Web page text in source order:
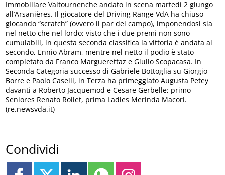
Immobiliare Valtournenche andato in scena martedì 2 giungo
all’Arsanières. Il giocatore del Driving Range VdA ha chiuso
giocando “scratch” (ovvero il par del campo), imponendosi sia
nel netto che nel lordo; visto che i due premi non sono
cumulabili, in questa seconda classifica la vittoria è andata al
secondo, Ennio Abram, mentre nel netto il podio è stato
completato da Franco Marguerettaz e Giulio Scopacasa. In
Seconda Categoria successo di Gabriele Bottoglia su Giorgio
Borre e Paolo Caselli, in Terza ha primeggiato Augusta Petey
davanti a Roberto Jacquemod e Cesare Gerbelle; primo
Seniores Renato Rollet, prima Ladies Merinda Macori.
(re.newsvda.it)
Condividi